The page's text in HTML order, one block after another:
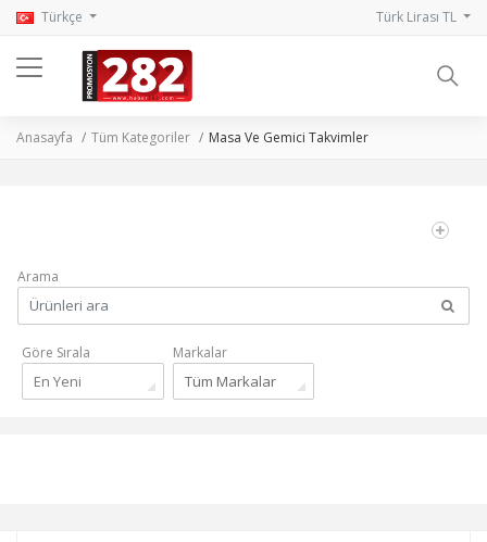
Türkçe Türk Lirası TL
Anasayfa Tüm Kategoriler Masa Ve Gemici Takvimler
Arama
Göre Sırala
En Yeni
Markalar
Tüm Markalar